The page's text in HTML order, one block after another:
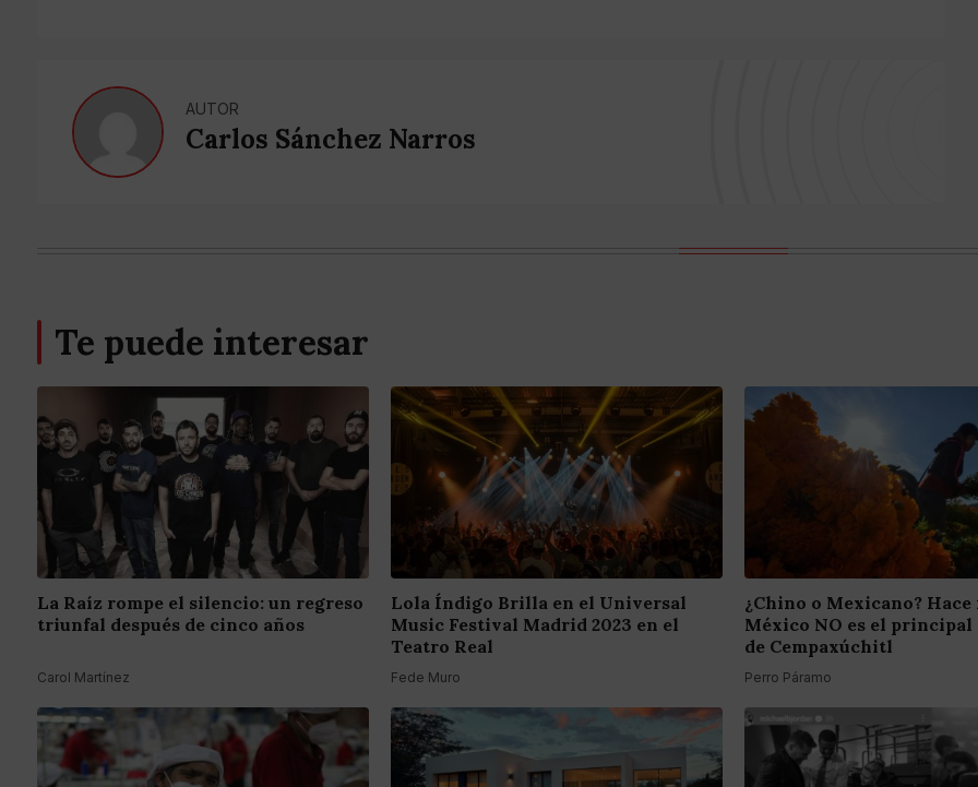
AUTOR
Carlos Sánchez Narros
Te puede interesar
La Raíz rompe el silencio: un regreso
triunfal después de cinco años
Carol Martínez
Lola Índigo Brilla en el Universal
Music Festival Madrid 2023 en el
Teatro Real
Fede Muro
¿Chino o Mexicano? Hace
México NO es el
de Cempaxúchitl
Perro Páramo